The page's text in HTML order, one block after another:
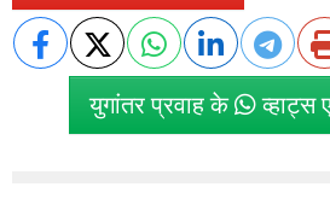
युगांतर प्रवाह के व्हाट्स